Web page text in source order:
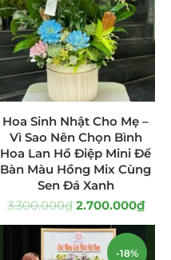
(63)
(16)
(507)
(390)
Hoa Sinh Nhật Cho Mẹ –
Vì Sao Nên Chọn Bình
Hoa Lan Hồ Điệp Mini Để
Bàn Màu Hồng Mix Cùng
Sen Đá Xanh
3.300.000₫ 2.700.000₫
-18%